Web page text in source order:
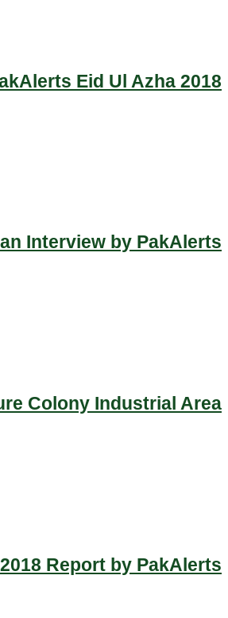
Eid Ul Azha 2018
Interview by PakAlerts
Colony Industrial Area
Report by PakAlerts